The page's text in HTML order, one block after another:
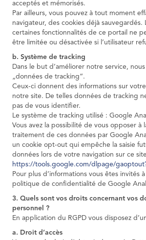
acceptés et mémorisés.
Par ailleurs, vous pouvez à tout moment
navigateur, des cookies déjà sauvegardés.
certaines fonctionnalités de ce portail ne
être limitée ou désactivée si l’utilisateur
b. Système de tracking
Dans le but d’améliorer notre service,
„données de tracking“.
Ceux-ci donnent des informations sur
notre site. De telles données de tracking
pas de vous identifier.
Le système de tracking utilisé : Google
Vous avez la possibilité de vous opposer à
traitement de ces données par Google
un cookie opt-out qui empêche la saisie
données lors de votre navigation sur ce
https://tools.google.com/dlpage/
Pour plus d’informations vous êtes invités
politique de confidentialité de Google
3. Quels sont vos droits concernant vos
personnel ?
En application du RGPD vous disposez
a. Droit d’accès